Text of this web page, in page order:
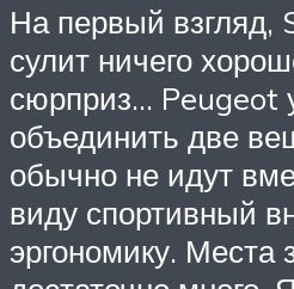
На первый взгляд,
сулит ничего
сюрприз… Peugeot
объединить две
обычно не идут
виду спортивный
эргономику. Места